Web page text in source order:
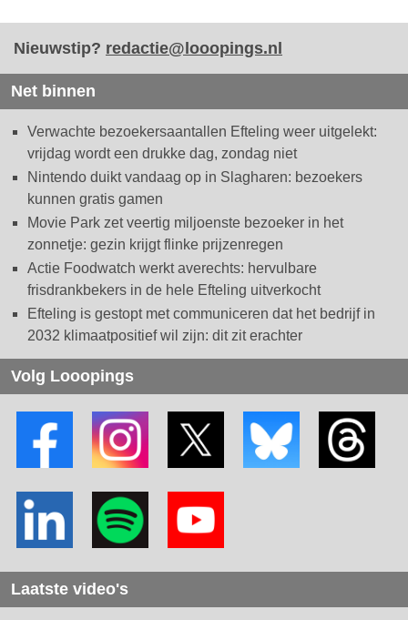
Nieuwstip? redactie@looopings.nl
Net binnen
Verwachte bezoekersaantallen Efteling weer uitgelekt:
vrijdag wordt een drukke dag, zondag niet
Nintendo duikt vandaag op in Slagharen: bezoekers
kunnen gratis gamen
Movie Park zet veertig miljoenste bezoeker in het
zonnetje: gezin krijgt flinke prijzenregen
Actie Foodwatch werkt averechts: hervulbare
frisdrankbekers in de hele Efteling uitverkocht
Efteling is gestopt met communiceren dat het bedrijf in
2032 klimaatpositief wil zijn: dit zit erachter
Volg Looopings
Laatste video's